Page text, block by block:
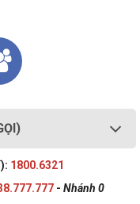
1800.6321
- Nhánh 0